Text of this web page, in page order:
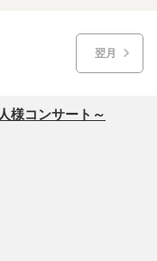
翌月
様コンサート～